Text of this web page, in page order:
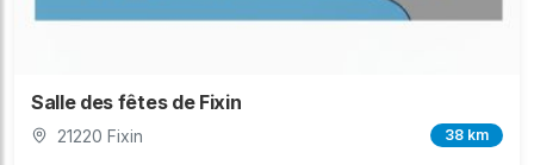
Salle des fêtes de Fixin
21220 Fixin 38 km